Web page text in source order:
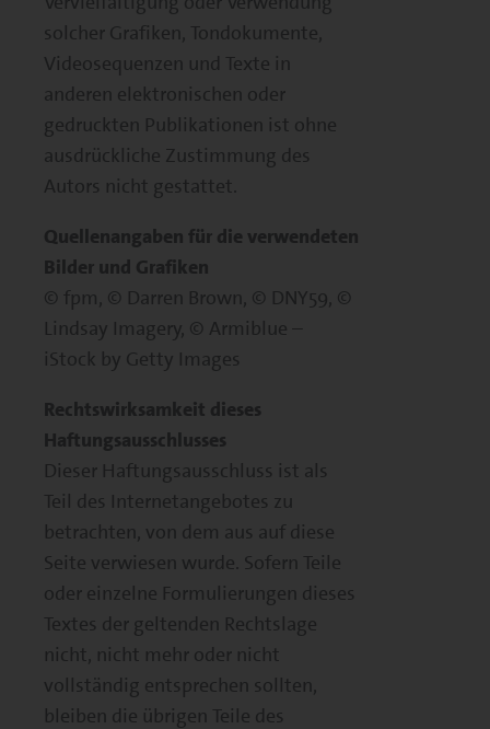
solcher Grafiken, Tondokumente,
Videosequenzen und Texte in
anderen elektronischen oder
gedruckten Publikationen ist ohne
ausdrückliche Zustimmung des
Autors nicht gestattet.
Quellenangaben für die verwendeten
Bilder und Grafiken
© fpm, © Darren Brown, © DNY59, ©
Lindsay Imagery, © Armiblue –
iStock by Getty Images
Rechtswirksamkeit dieses
Haftungsausschlusses
Dieser Haftungsausschluss ist als
Teil des Internetangebotes zu
betrachten, von dem aus auf diese
Seite verwiesen wurde. Sofern Teile
oder einzelne Formulierungen dieses
Textes der geltenden Rechtslage
nicht, nicht mehr oder nicht
vollständig entsprechen sollten,
bleiben die übrigen Teile des